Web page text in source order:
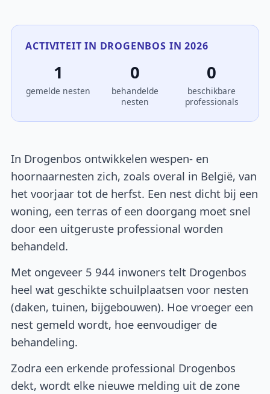
ACTIVITEIT IN DROGENBOS IN 2026
1
gemelde nesten
0
behandelde
nesten
0
beschikbare
professionals
In Drogenbos ontwikkelen wespen- en
hoornaarnesten zich, zoals overal in België, van
het voorjaar tot de herfst. Een nest dicht bij een
woning, een terras of een doorgang moet snel
door een uitgeruste professional worden
behandeld.
Met ongeveer 5 944 inwoners telt Drogenbos
heel wat geschikte schuilplaatsen voor nesten
(daken, tuinen, bijgebouwen). Hoe vroeger een
nest gemeld wordt, hoe eenvoudiger de
behandeling.
Zodra een erkende professional Drogenbos
dekt, wordt elke nieuwe melding uit de zone